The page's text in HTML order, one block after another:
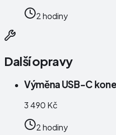
2 hodiny
Další opravy
Výměna USB-C
3 490 Kč
2 hodiny